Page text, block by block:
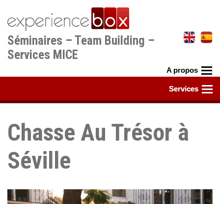
contenu
principal
Séminaires – Team Building –
Services MICE
Chasse Au Trésor à
Séville